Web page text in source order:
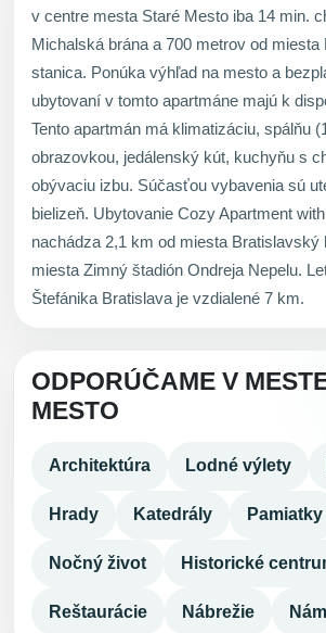
v centre mesta Staré Mesto iba 14 min.
Michalská brána a 700 metrov od miesta
stanica. Ponúka výhľad na mesto a
ubytovaní v tomto apartmáne majú k
Tento apartmán má klimatizáciu, spálňu
obrazovkou, jedálenský kút, kuchyňu s
obývaciu izbu. Súčasťou vybavenia sú
bielizeň. Ubytovanie Cozy Apartment
nachádza 2,1 km od miesta Bratislavský
miesta Zimný štadión Ondreja Nepelu.
Štefánika Bratislava je vzdialené 7 km.
ODPORÚČAME V
MESTO
Architektúra Lodné výlety
Hrady Katedrály Pamiatky
Nočný život Historické
Reštaurácie Nábrežie